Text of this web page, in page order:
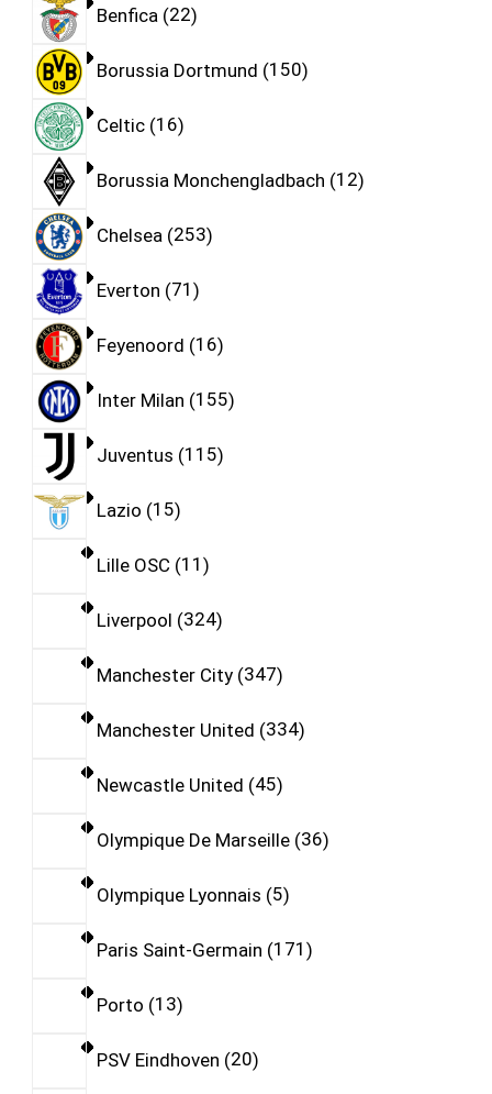
Benfica 22
Borussia Dortmund 150
Celtic 16
Borussia Monchengladbach 12
Chelsea 253
Everton 71
Feyenoord 16
Inter Milan 155
Juventus 115
Lazio 15
Lille OSC 11
Liverpool 324
Manchester City 347
Manchester United 334
Newcastle United 45
Olympique De Marseille 36
Olympique Lyonnais 5
Paris Saint-Germain 171
Porto 13
PSV Eindhoven 20